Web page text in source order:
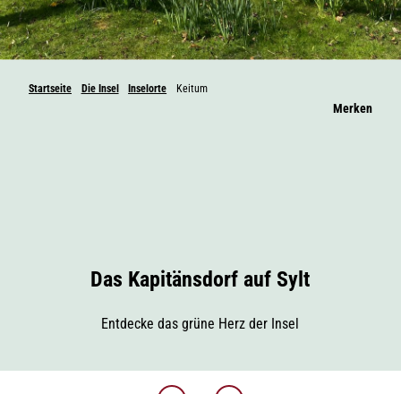
Startseite Die Insel Inselorte Keitum
Merken
Das Kapitänsdorf auf Sylt
Entdecke das grüne Herz der Insel